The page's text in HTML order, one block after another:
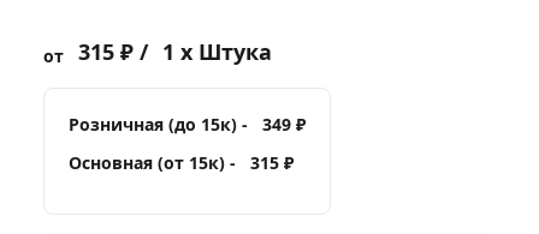
от 315 ₽ / 1 x Штука
Розничная (до 15к) -
349 ₽
Основная (от 15к) -
315 ₽